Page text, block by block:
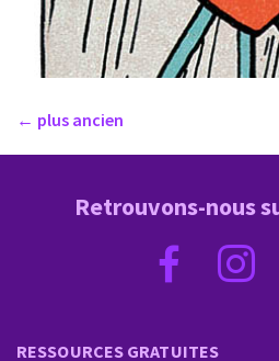
← plus ancien
RESSOURCES GRATUITES
Retrouvons-nous